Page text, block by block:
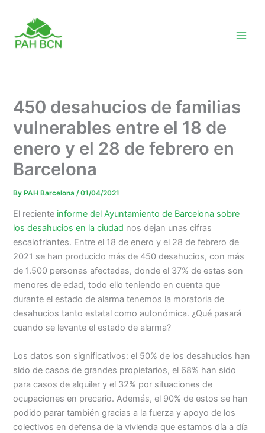
content
450 desahucios de familias
vulnerables entre el 18 de
enero y el 28 de febrero en
Barcelona
By PAH Barcelona/01/04/2021
El reciente informe del Ayuntamiento de Barcelona sobre
los desahucios en la ciudad nos dejan unas cifras
escalofriantes. Entre el 18 de enero y el 28 de febrero de
2021 se han producido más de 450 desahucios, con más
de 1.500 personas afectadas, donde el 37% de estas son
menores de edad, todo ello teniendo en cuenta que
durante el estado de alarma tenemos la moratoria de
desahucios tanto estatal como autonómica. ¿Qué pasará
cuando se levante el estado de alarma?
Los datos son significativos: el 50% de los desahucios han
sido de casos de grandes propietarios, el 68% han sido
para casos de alquiler y el 32% por situaciones de
ocupaciones en precario. Además, el 90% de estos se han
podido parar también gracias a la fuerza y apoyo de los
colectivos en defensa de la vivienda que estamos día a día